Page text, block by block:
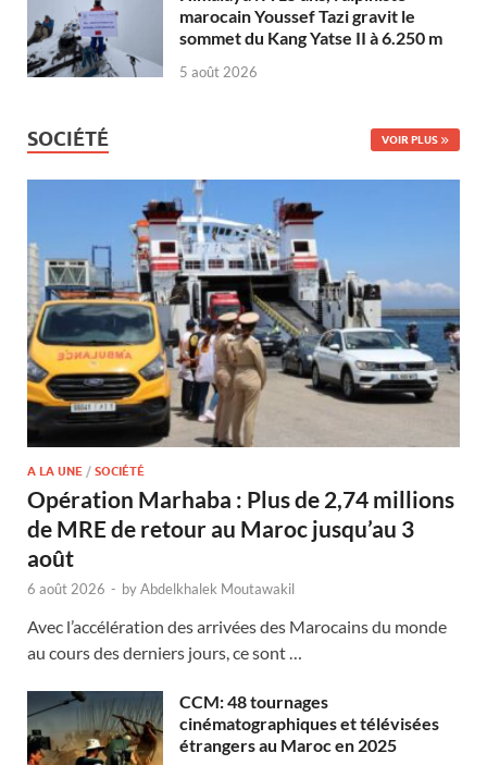
marocain Youssef Tazi gravit le
sommet du Kang Yatse II à 6.250 m
5 août 2026
SOCIÉTÉ VOIR PLUS
A LA UNE / SOCIÉTÉ
Opération Marhaba : Plus de 2,74 millions
de MRE de retour au Maroc jusqu’au 3
août
6 août 2026 - byAbdelkhalek Moutawakil
Avec l’accélération des arrivées des Marocains du monde
au cours des derniers jours, ce sont …
CCM: 48 tournages
cinématographiques et télévisées
étrangers au Maroc en 2025